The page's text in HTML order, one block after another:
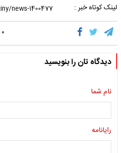
لینک کوتاه خبر :
۰
دیدگاه تان را بنویسید
نام شما
رایانامه